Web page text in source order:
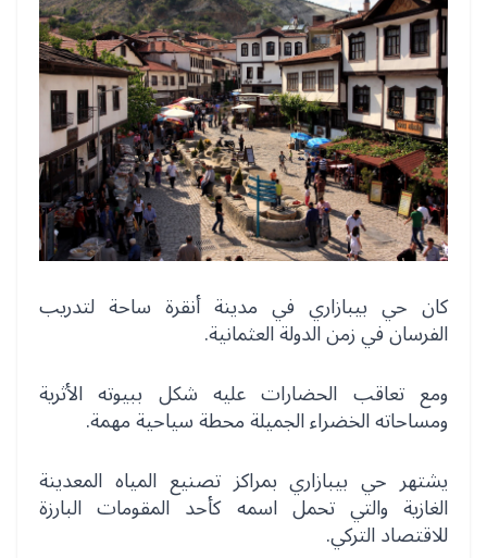
كان حي بيبازاري في مدينة أنقرة ساحة لتدريب
الفرسان في زمن الدولة العثمانية.
ومع تعاقب الحضارات عليه شكل ببيوته الأثرية
ومساحاته الخضراء الجميلة محطة سياحية مهمة.
يشتهر حي بيبازاري بمراكز تصنيع المياه المعدينة
الغازية والتي تحمل اسمه كأحد المقومات البارزة
للاقتصاد التركي.